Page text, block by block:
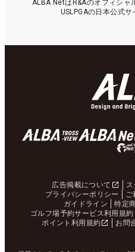
ALBA NetはR&Aのオフィシャ
USLPGAの日本公式サ
広告掲載について
プライバシーポリシー
ご
ガイドライン
特定
ゴルフ場予約サービス利用規約
ポイント利用規約
お問